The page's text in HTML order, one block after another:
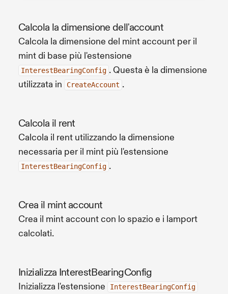
Calcola la dimensione dell'account
Calcola la dimensione del mint account per il
mint di base più l'estensione
InterestBearingConfig . Questa è la dimensione
utilizzata in
CreateAccount .
Calcola il rent
Calcola il rent utilizzando la dimensione
necessaria per il mint più l'estensione
InterestBearingConfig .
Crea il mint account
Crea il mint account con lo spazio e i lamport
calcolati.
Inizializza InterestBearingConfig
Inizializza l'estensione InterestBearingConfig